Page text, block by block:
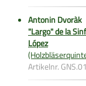
Antonin Dvoràk
"Largo" de la
López
Artikelnr.